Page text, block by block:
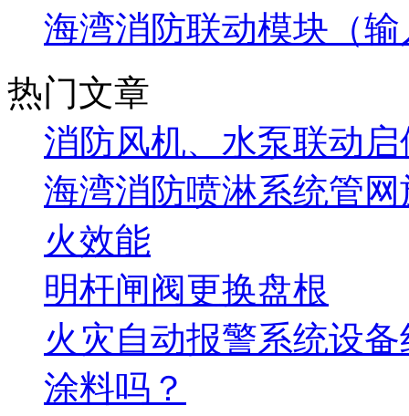
海湾消防联动模块（
热门文章
消防风机、水泵联动
海湾消防喷淋系统管
火效能
明杆闸阀更换盘根
火灾自动报警系统设
涂料吗？